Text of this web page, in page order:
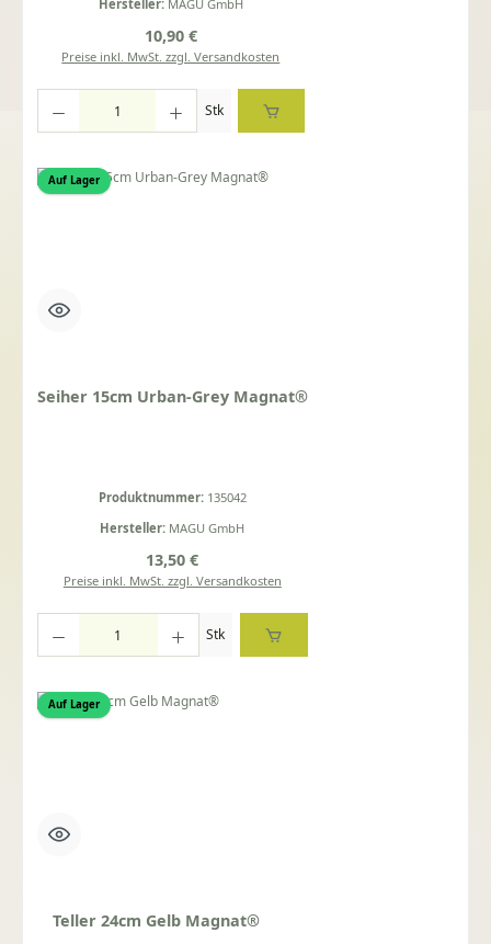
Hersteller: MAGU GmbH
Regulärer Preis:
10,90 €
Preise inkl. MwSt. zzgl. Versandkosten
Stk
Auf Lager
Seiher 15cm Urban-Grey Magnat®
Produktnummer: 135042
Hersteller: MAGU GmbH
Regulärer Preis:
13,50 €
Preise inkl. MwSt. zzgl. Versandkosten
Stk
Auf Lager
Teller 24cm Gelb Magnat®